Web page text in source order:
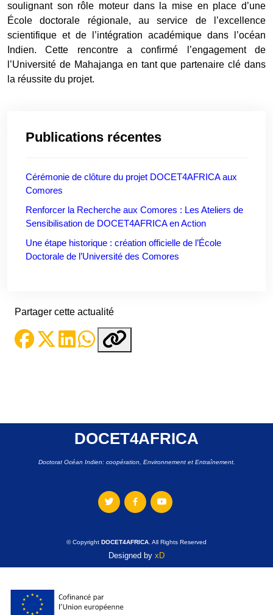
soulignant son rôle moteur dans la mise en place d’une
École doctorale régionale, au service de l’excellence
scientifique et de l’intégration académique dans l’océan
Indien. Cette rencontre a confirmé l’engagement de
l’Université de Mahajanga en tant que partenaire clé dans
la réussite du projet.
Publications récentes
Cérémonie de clôture du projet DOCET4AFRICA aux
Comores
Renforcer la Recherche aux Comores : Les Ateliers de
Sensibilisation de DOCET4AFRICA en Action
Une étape historique : création officielle de l’École
Doctorale de l’Université des Comores
Partager cette actualité
DOCET4AFRICA
Doctorat Océan Indien: coopération, Environnement et Entraînement.
© Copyright DOCET4AFRICA. All Rights Reserved
Designed by xD